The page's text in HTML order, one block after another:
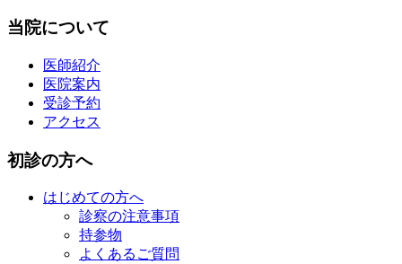
当院について
医師紹介
医院案内
受診予約
アクセス
初診の方へ
はじめての方へ
診察の注意事項
持参物
よくあるご質問